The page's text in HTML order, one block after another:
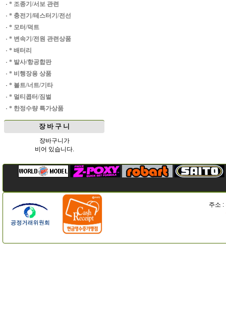
· * 조종기/서보 관련
· * 충전기/테스터기/전선
· * 모터/덕트
· * 변속기/전원 관련상품
· * 배터리
· * 발사/항공합판
· * 비행장용 상품
· * 볼트/너트/기타
· * 멀티콥터/짐벌
· * 한정수량 특가상품
장 바 구 니
장바구니가
비어 있습니다.
주소